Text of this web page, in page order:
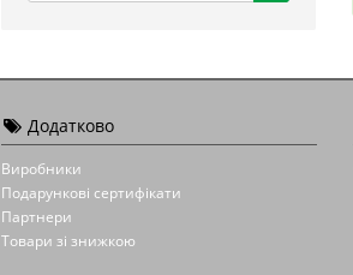
Додатково
Виробники
Подарункові сертифікати
Партнери
Товари зі знижкою